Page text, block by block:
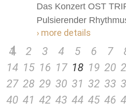
Das Konzert OST
Pulsierender
› more details
1 2 3 4 5 6 7
14 15 16 17 18 19 20
27 28 29 30 31 32 33
40 41 42 43 44 45 46